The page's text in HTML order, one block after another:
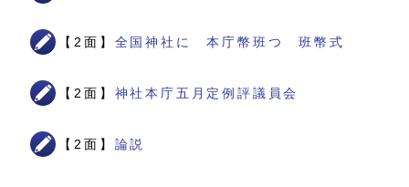
【2面】 全国神社に 本庁幣班つ 班幣式
【2面】 神社本庁五月定例評議員会
【2面】 論説